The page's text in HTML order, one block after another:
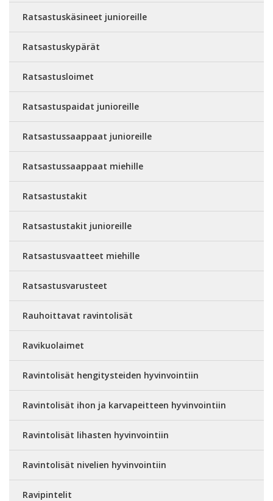
Ratsastuskäsineet junioreille
Ratsastuskypärät
Ratsastusloimet
Ratsastuspaidat junioreille
Ratsastussaappaat junioreille
Ratsastussaappaat miehille
Ratsastustakit
Ratsastustakit junioreille
Ratsastusvaatteet miehille
Ratsastusvarusteet
Rauhoittavat ravintolisät
Ravikuolaimet
Ravintolisät hengitysteiden hyvinvointiin
Ravintolisät ihon ja karvapeitteen hyvinvointiin
Ravintolisät lihasten hyvinvointiin
Ravintolisät nivelien hyvinvointiin
Ravipintelit